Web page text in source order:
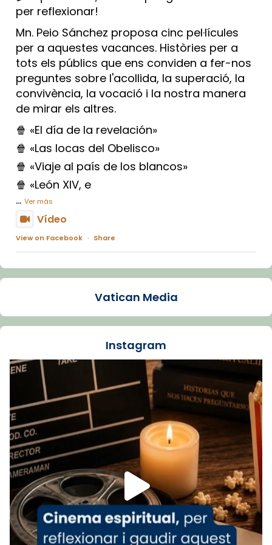
per reflexionar!
Mn. Peio Sánchez proposa cinc pel·lícules
per a aquestes vacances. Històries per a
tots els públics que ens conviden a fer-nos
preguntes sobre l'acollida, la superació, la
convivència, la vocació i la nostra manera
de mirar els altres.
🍿 «El día de la revelación»
🍿 «Las locas del Obelisco»
🍿 «Viaje al país de los blancos»
🍿 «León XIV, e
... Ver más
Vídeo
View on Facebook · Share
Arquebisbat de Barcelona
La Carmina va patir depressió. Fa gairebé
dos mesos, a l'Estadi Lluís Companys, la
Recupera l'entrevista comp
Vatican
tican News 👇
www.vaticannews.va/es/iglesia/news/2026-
07/carmina-historia-depresion-papa-viaje-
espana-testimoni...
Foto
View on Facebook · Share
Arquebisbat de Barcelona
2 weeks ago
Vatican Media
Instagram